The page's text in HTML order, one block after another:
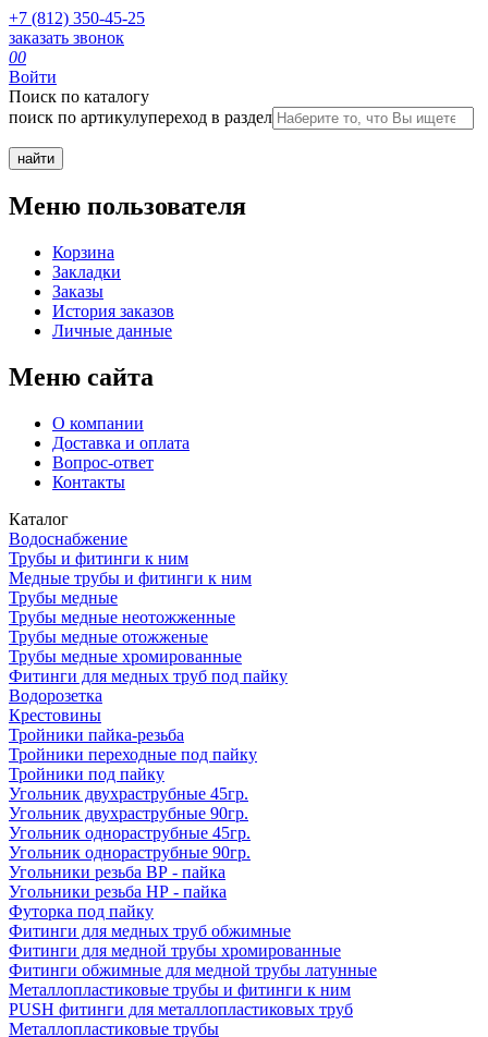
+7 (812) 350-45-25
заказать звонок
00
Войти
Поиск по каталогу
поиск по артикулупереход в раздел
Меню пользователя
Корзина
Закладки
Заказы
История заказов
Личные данные
Меню сайта
О компании
Доставка и оплата
Вопрос-ответ
Контакты
Каталог
Водоснабжение
Трубы и фитинги к ним
Медные трубы и фитинги к ним
Трубы медные
Трубы медные неотожженные
Трубы медные отожженые
Трубы медные хромированные
Фитинги для медных труб под пайку
Водорозетка
Крестовины
Тройники пайка-резьба
Тройники переходные под пайку
Тройники под пайку
Угольник двухраструбные 45гр.
Угольник двухраструбные 90гр.
Угольник однораструбные 45гр.
Угольник однораструбные 90гр.
Угольники резьба ВР - пайка
Угольники резьба НР - пайка
Футорка под пайку
Фитинги для медных труб обжимные
Фитинги для медной трубы хромированные
Фитинги обжимные для медной трубы латунные
Металлопластиковые трубы и фитинги к ним
PUSH фитинги для металлопластиковых труб
Металлопластиковые трубы